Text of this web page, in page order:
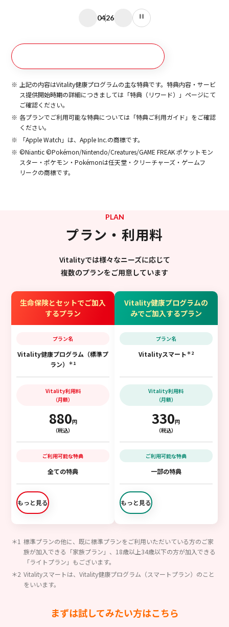
0426
上記の内容はVitality健康プログラムの主な特典です。特典内容・サービ
ス提供開始時期の詳細につきましては「特典（リワード）」ページにて
ご確認ください。
各プランでご利用可能な特典については「特典ご利用ガイド」をご確認
ください。
「Apple Watch」は、Apple Inc.の商標です。
©Niantic ©Pokémon/Nintendo/Creatures/GAME FREAK ポケットモン
スター・ポケモン・Pokémonは任天堂・クリーチャーズ・ゲームフ
リークの商標です。
PLAN
プラン・利用料
Vitalityでは様々なニーズに応じて
複数のプランをご用意しています
生命保険とセットでご加入
するプラン
プラン名
Vitality健康プログラム（標準プ
ラン）
＊1
Vitality利用料
（月額）
880円
（税込）
ご利用可能な特典
全ての特典
もっと見る
Vitality健康プログラムの
みでご加入するプラン
プラン名
Vitalityスマート＊2
Vitality利用料
（月額）
330円
（税込）
ご利用可能な特典
一部の特典
もっと見る
標準プランの他に、既に標準プランをご利用いただいている方のご家
族が加入できる「家族プラン」、18歳以上34歳以下の方が加入できる
「ライトプラン」もございます。
Vitalityスマートは、Vitality健康プログラム（スマートプラン）のこと
をいいます。
まずは試してみたい方はこちら